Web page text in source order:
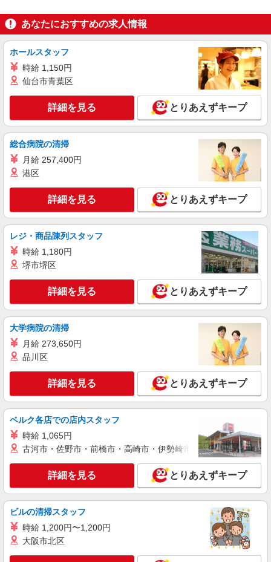
レジ
ライフ向ヶ丘遊園店 神奈川県川崎市多摩区登
キープ 詳細を見る
ライフ向ヶ丘遊園店（店舗コード855）
NEW
精肉
ライフ向ヶ丘遊園店 神奈川県川崎市多摩区登
キープ 詳細を見る
ライフ宿河原店（店舗コード823）
NEW
ライフ宿河原店 神奈川県川崎市多摩区宿河原
1-22-37
キープ 詳細を見る
パート
ライフ向ヶ丘遊園店（店舗コード855）
NEW
惣菜
時給1,235円以上 17時以降+100円 20時以降
+200円
ライフ向ヶ丘遊園店 神奈川県川崎市多摩区登
詳細を見る
ライフ向ヶ丘遊園店（店舗コード855）
NEW
ベーカリー
時給1,235円以上
ライフ向ヶ丘遊園店 神奈川県川崎市多摩区登
あなたにおすすめの求人情報
ホールスタッフ
時給 1,150円
仙台市青葉区
詳細を見る とりあえずキープ
総合病院の清掃
月給 257,400円
港区
詳細を見る とりあえずキープ
レジ・商品陳列スタッフ
時給 1,180円
堺市堺区
詳細を見る とりあえずキープ
大学病院の清掃
月給 273,650円
品川区
詳細を見る とりあえずキープ
ベルク各店での店内スタッフ
時給 1,065円
古河市・佐野市・前橋市・高崎市・伊勢崎市・太田市・館林市
詳細を見る とりあえずキープ
ビルの清掃スタッフ
時給 1,200円〜1,200円
大阪市北区